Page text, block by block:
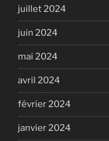
juillet 2024
juin 2024
mai 2024
avril 2024
février 2024
janvier 2024